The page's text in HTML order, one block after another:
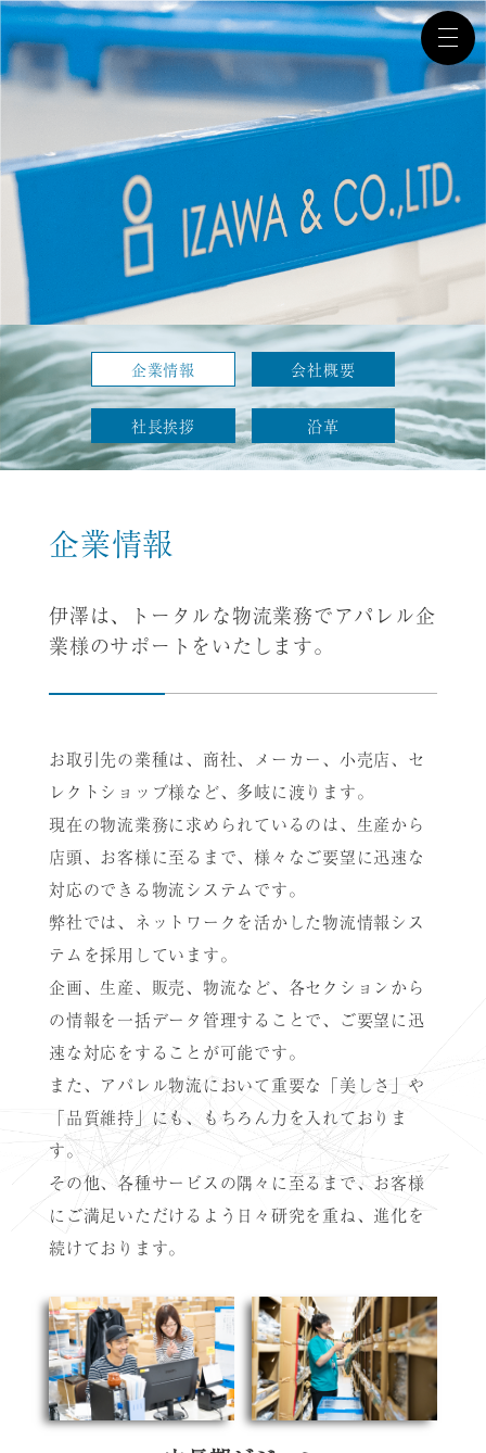
企業情報 会社概要
社長挨拶 沿革
企業情報
伊澤は、トータルな物流業務でアパレル企
業様のサポートをいたします。
お取引先の業種は、商社、メーカー、小売店、セ
レクトショップ様など、多岐に渡ります。
現在の物流業務に求められているのは、生産から
店頭、お客様に至るまで、様々なご要望に迅速な
対応のできる物流システムです。
弊社では、ネットワークを活かした物流情報シス
テムを採用しています。
企画、生産、販売、物流など、各セクションから
の情報を一括データ管理することで、ご要望に迅
速な対応をすることが可能です。
また、アパレル物流において重要な「美しさ」や
「品質維持」にも、もちろん力を入れておりま
す。
その他、各種サービスの隅々に至るまで、お客様
にご満足いただけるよう日々研究を重ね、進化を
続けております。